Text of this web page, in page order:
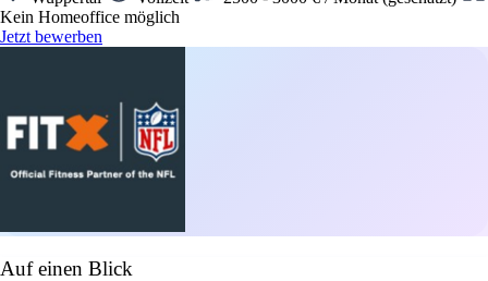
Kein Homeoffice möglich
Jetzt bewerben
Auf einen Blick